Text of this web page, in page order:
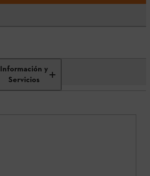
Información y
Servicios